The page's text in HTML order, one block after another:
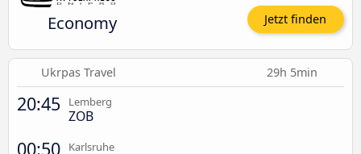
Economy Jetzt finden
Ukrpas Travel 29h 5min
20:45 Lemberg
ZOB
00:50 Karlsruhe